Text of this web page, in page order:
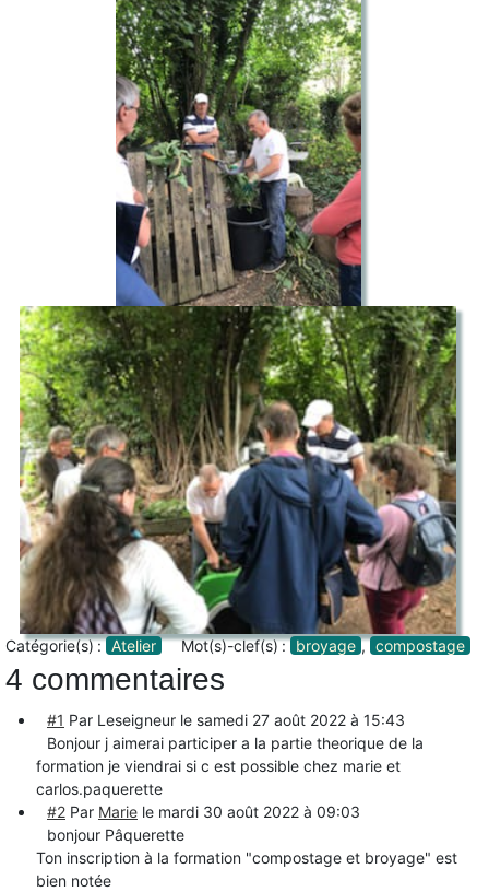
Catégorie(s) : Atelier Mot(s)-clef(s) : broyage , compostage
4 commentaires
#1 Par Leseigneur le samedi 27 août 2022 à 15:43
Bonjour j aimerai participer a la partie theorique de la
formation je viendrai si c est possible chez marie et
carlos.paquerette
#2 Par Marie le mardi 30 août 2022 à 09:03
bonjour Pâquerette
Ton inscription à la formation "compostage et broyage" est
bien notée